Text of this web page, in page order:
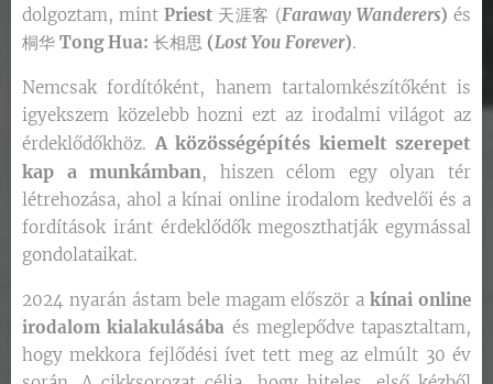
dolgoztam, mint Priest 天涯客 (Faraway Wanderers) és
桐华 Tong Hua: 长相思 (Lost You Forever).
Nemcsak fordítóként, hanem tartalomkészítőként is
igyekszem közelebb hozni ezt az irodalmi világot az
érdeklődőkhöz.A közösségépítés kiemelt szerepet
kap a munkámban, hiszen célom egy olyan tér
létrehozása, ahol a kínai online irodalom kedvelői és a
fordítások iránt érdeklődők megoszthatják egymással
gondolataikat.
2024 nyarán ástam bele magam először akínai online
irodalom kialakulásába és meglepődve tapasztaltam,
hogy mekkora fejlődési ívet tett meg az elmúlt 30 év